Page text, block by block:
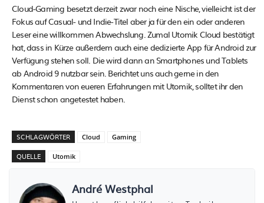
Cloud-Gaming besetzt derzeit zwar noch eine Nische, vielleicht ist der
Fokus auf Casual- und Indie-Titel aber ja für den ein oder anderen
Leser eine willkommen Abwechslung. Zumal Utomik Cloud bestätigt
hat, dass in Kürze außerdem auch eine dedizierte App für Android zur
Verfügung stehen soll. Die wird dann an Smartphones und Tablets
ab Android 9 nutzbar sein. Berichtet uns auch gerne in den
Kommentaren von eueren Erfahrungen mit Utomik, solltet ihr den
Dienst schon angetestet haben.
SCHLAGWÖRTER Cloud Gaming
QUELLE Utomik
André Westphal